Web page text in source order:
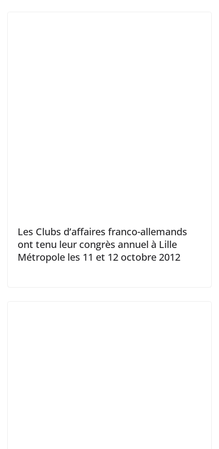
Les Clubs d’affaires franco-allemands
ont tenu leur congrès annuel à Lille
Métropole les 11 et 12 octobre 2012